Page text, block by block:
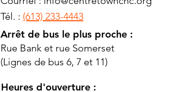
Tél. : (613) 233-4443
Arrêt de bus le plus proche :
Rue Bank et rue Somerset
(Lignes de bus 6, 7 et 11)
Heures d'ouverture :